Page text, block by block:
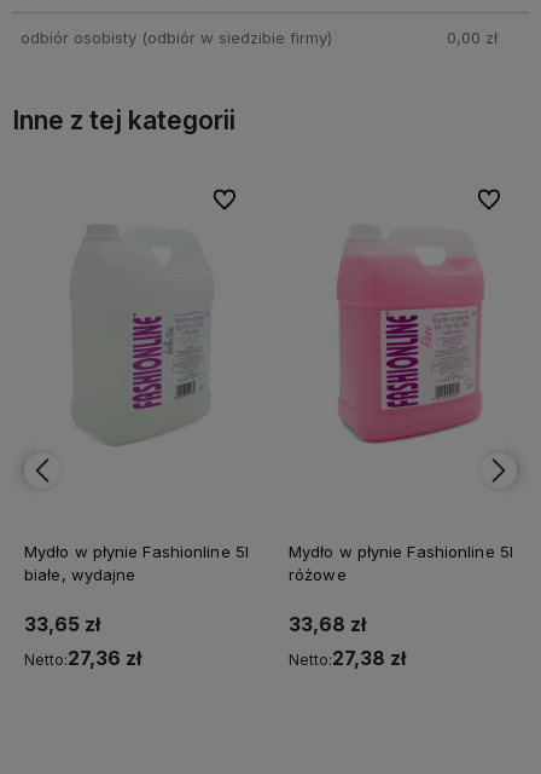
odbiór osobisty(odbiór w siedzibie firmy) 0,00 zł
Inne z tej kategorii
5l
Mydło w płynie Fashionline 5l
różowe
Netto:
Mydło w płynie NINA
Netto: